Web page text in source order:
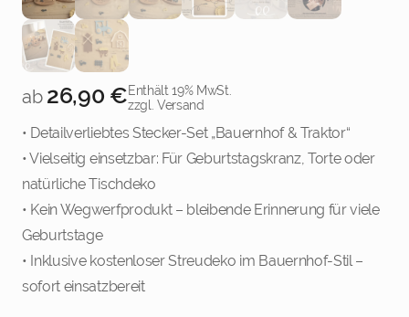
ab 26,90 €Enthält 19% MwSt.
zzgl. Versand
• Detailverliebtes Stecker-Set „Bauernhof & Traktor“
• Vielseitig einsetzbar: Für Geburtstagskranz, Torte oder
natürliche Tischdeko
• Kein Wegwerfprodukt – bleibende Erinnerung für viele
Geburtstage
• Inklusive kostenloser Streudeko im Bauernhof-Stil –
sofort einsatzbereit